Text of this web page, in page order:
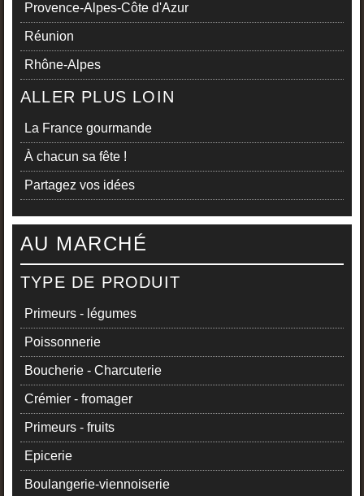
Provence-Alpes-Côte d'Azur
Réunion
Rhône-Alpes
ALLER PLUS LOIN
La France gourmande
À chacun sa fête !
Partagez vos idées
AU MARCHÉ
TYPE DE PRODUIT
Primeurs - légumes
Poissonnerie
Boucherie - Charcuterie
Crémier - fromager
Primeurs - fruits
Epicerie
Boulangerie-viennoiserie